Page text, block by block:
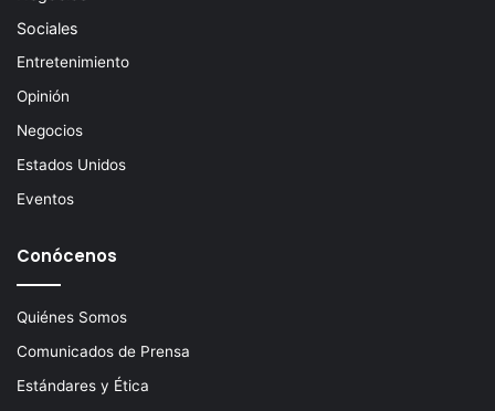
Sociales
Entretenimiento
Opinión
Negocios
Estados Unidos
Eventos
Conócenos
Quiénes Somos
Comunicados de Prensa
Estándares y Ética